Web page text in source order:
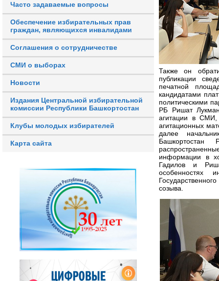
Часто задаваемые вопросы
Обеспечение избирательных прав
граждан, являющихся инвалидами
Соглашения о сотрудничестве
СМИ о выборах
Новости
Издания Центральной избирательной
комиссии Республики Башкортостан
Клубы молодых избирателей
Карта сайта
Также он
публикации
печатной
кандидатами
политическими
РБ Ришат
агитации в СМИ,
агитационных
далее
Башкортостан
информации в
Гадилов и
особенностях
созыва.